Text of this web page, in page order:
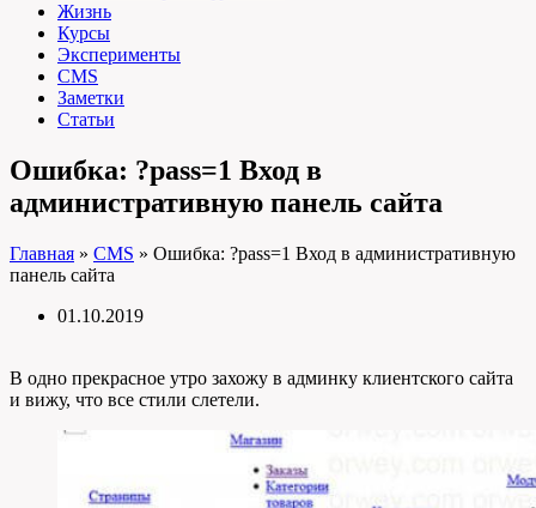
Жизнь
Курсы
Эксперименты
CMS
Заметки
Статьи
Ошибка: ?pass=1 Вход в
административную панель сайта
Главная » CMS » Ошибка: ?pass=1 Вход в административную
панель сайта
01.10.2019
В одно прекрасное утро захожу в админку клиентского сайта
и вижу, что все стили слетели.